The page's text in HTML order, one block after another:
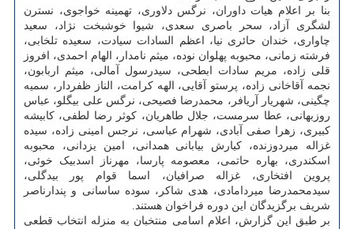
بنا بر اعلام هیات داوران، نرگس دلاوری، تهمینه خواجوی، نسترن
لشگری آزاد، سحر باصری سعدی، شیوا خوشبخت نژاد، سعید
چاواری، خندان حائری نیا، اعظم السادات سیادت، سعیده تلخابی،
فرشته زمانی، محبوبه پهلوان نوده، میثم نامدار، الهام احمدی، افروز
قلی زاده، مریم سادات ابطحی، سیدرسول آمالی، میثم اربابون،
نجمه آقاخانی زاده، پرستو آقایی، الهه کرامت، الناز ظفردار، سمیه
چگینی، شهریار آریافر، محمدرضا فصیحی، نرگس علی بیگلو، عباس
روزبهانی، عطا سرمست، جلال طاهریان، کوثر رضا لطفی، کابیشه
کبیری، زهرا صفی آبادی، شهرام عباسی، نرجس امینی زاده، سیده
غزاله میردوزنده، کیارش بیابانی همدانی، امین یزدانی، محبوبه
اسکندری، بهاره حاتمی، معصومه پارسا، مهرناز اسدبیک خوئی،
پروین افتخاری، غزاله صرافیان، اسما قوام پور بیدگلی،
سیدمحمدرضا میردامادی، هدی شاکر، سوده ساسانی و پندارناصر
شریف برگزیدگان این دوره فراخوان هستند.
بر طبق این گزارش، اعلام اسامی منتخبان به منزله انتخاب قطعی